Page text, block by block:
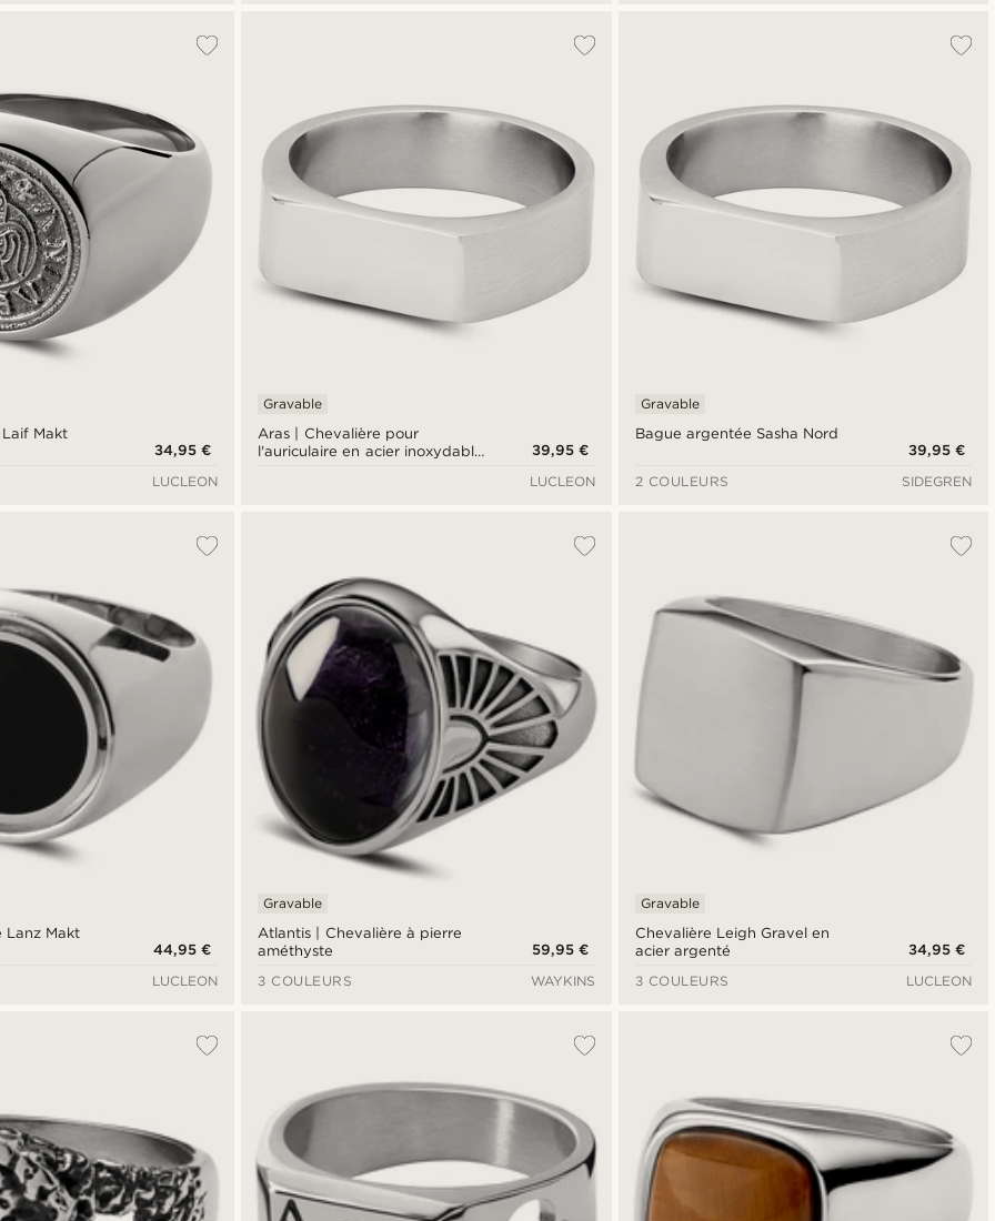
Makt
34,95 €
LUCLEON
Aras | Chevalière pour
l'auriculaire en acier inoxydable
Gravable
39,95 €
LUCLEON
Bague argentée Sasha Nord
Gravable
39,95 €
2 COULEURS
SIDEGREN
Lanz Makt
44,95 €
LUCLEON
Atlantis | Chevalière à pierre
améthyste
Gravable
59,95 €
3 COULEURS
WAYKINS
Chevalière Leigh Gravel en
acier argenté
Gravable
34,95 €
3 COULEURS
LUCLEON